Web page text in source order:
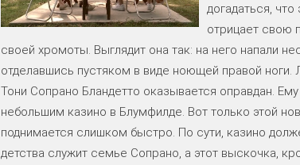
догадаться,
отрицает свою
своей хромоты. Выглядит она так: на него напали
отделавшись пустяком в виде ноющей правой ноги.
Тони Сопрано Бландетто оказывается оправдан.
небольшим казино в Блумфилде. Вот только этой
поднимается слишком быстро. По сути, казино
детства служит семье Сопрано, а этот выскочка,